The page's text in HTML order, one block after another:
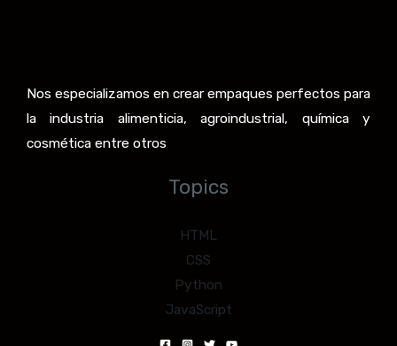
Nos especializamos en crear empaques perfectos para
la industria alimenticia, agroindustrial, química y
cosmética entre otros
Topics
HTML
CSS
Python
JavaScript